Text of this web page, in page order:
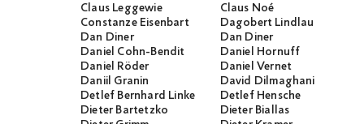
Claus Leggewie
Claus Noé
Constanze Eisenbart
Dagobert Lindlau
Dan Diner
Dan Diner
Daniel Cohn-Bendit
Daniel Hornuff
Daniel Röder
Daniel Vernet
Daniil Granin
David Dilmaghani
Detlef Bernhard Linke
Detlef Hensche
Dieter Bartetzko
Dieter Biallas